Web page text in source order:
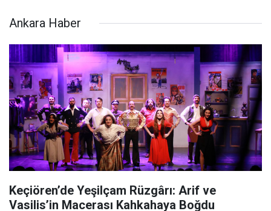
Ankara Haber
Keçiören’de Yeşilçam Rüzgârı: Arif ve
Vasilis’in Macerası Kahkahaya Boğdu